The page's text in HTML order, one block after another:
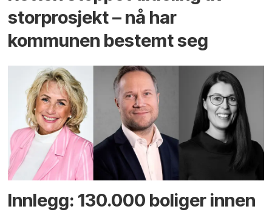
storprosjekt – nå har
kommunen bestemt seg
Innlegg: 130.000 boliger innen